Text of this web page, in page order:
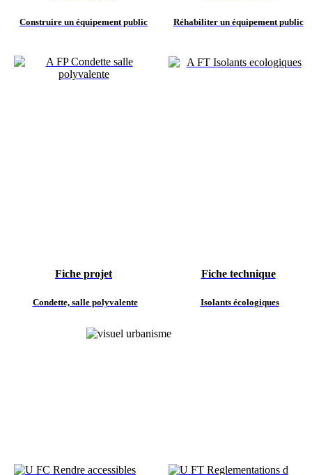
Construire un équipement public Réhabiliter un équipement public
Fiche projet Fiche technique
Condette, salle polyvalente Isolants écologiques